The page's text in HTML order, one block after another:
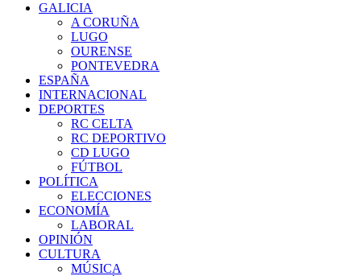
GALICIA
A CORUÑA
LUGO
OURENSE
PONTEVEDRA
ESPAÑA
INTERNACIONAL
DEPORTES
RC CELTA
RC DEPORTIVO
CD LUGO
FÚTBOL
POLÍTICA
ELECCIONES
ECONOMÍA
LABORAL
OPINIÓN
CULTURA
MÚSICA